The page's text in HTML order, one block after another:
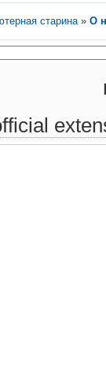
старина »О